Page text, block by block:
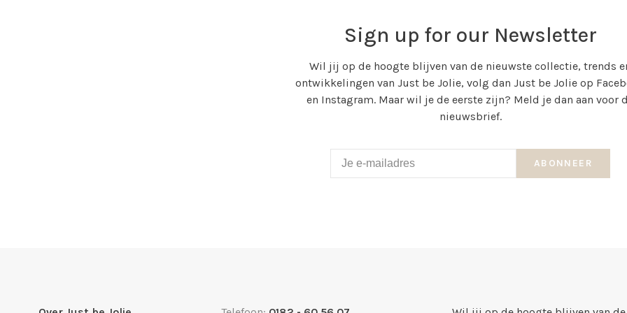
Sign up for our Newsletter
Wil jij op de hoogte blijven van de nieuwste collectie, trends
ontwikkelingen van Just be Jolie, volg dan Just be Jolie op
en Instagram. Maar wil je de eerste zijn? Meld je dan aan voor
nieuwsbrief.
ABONNEER